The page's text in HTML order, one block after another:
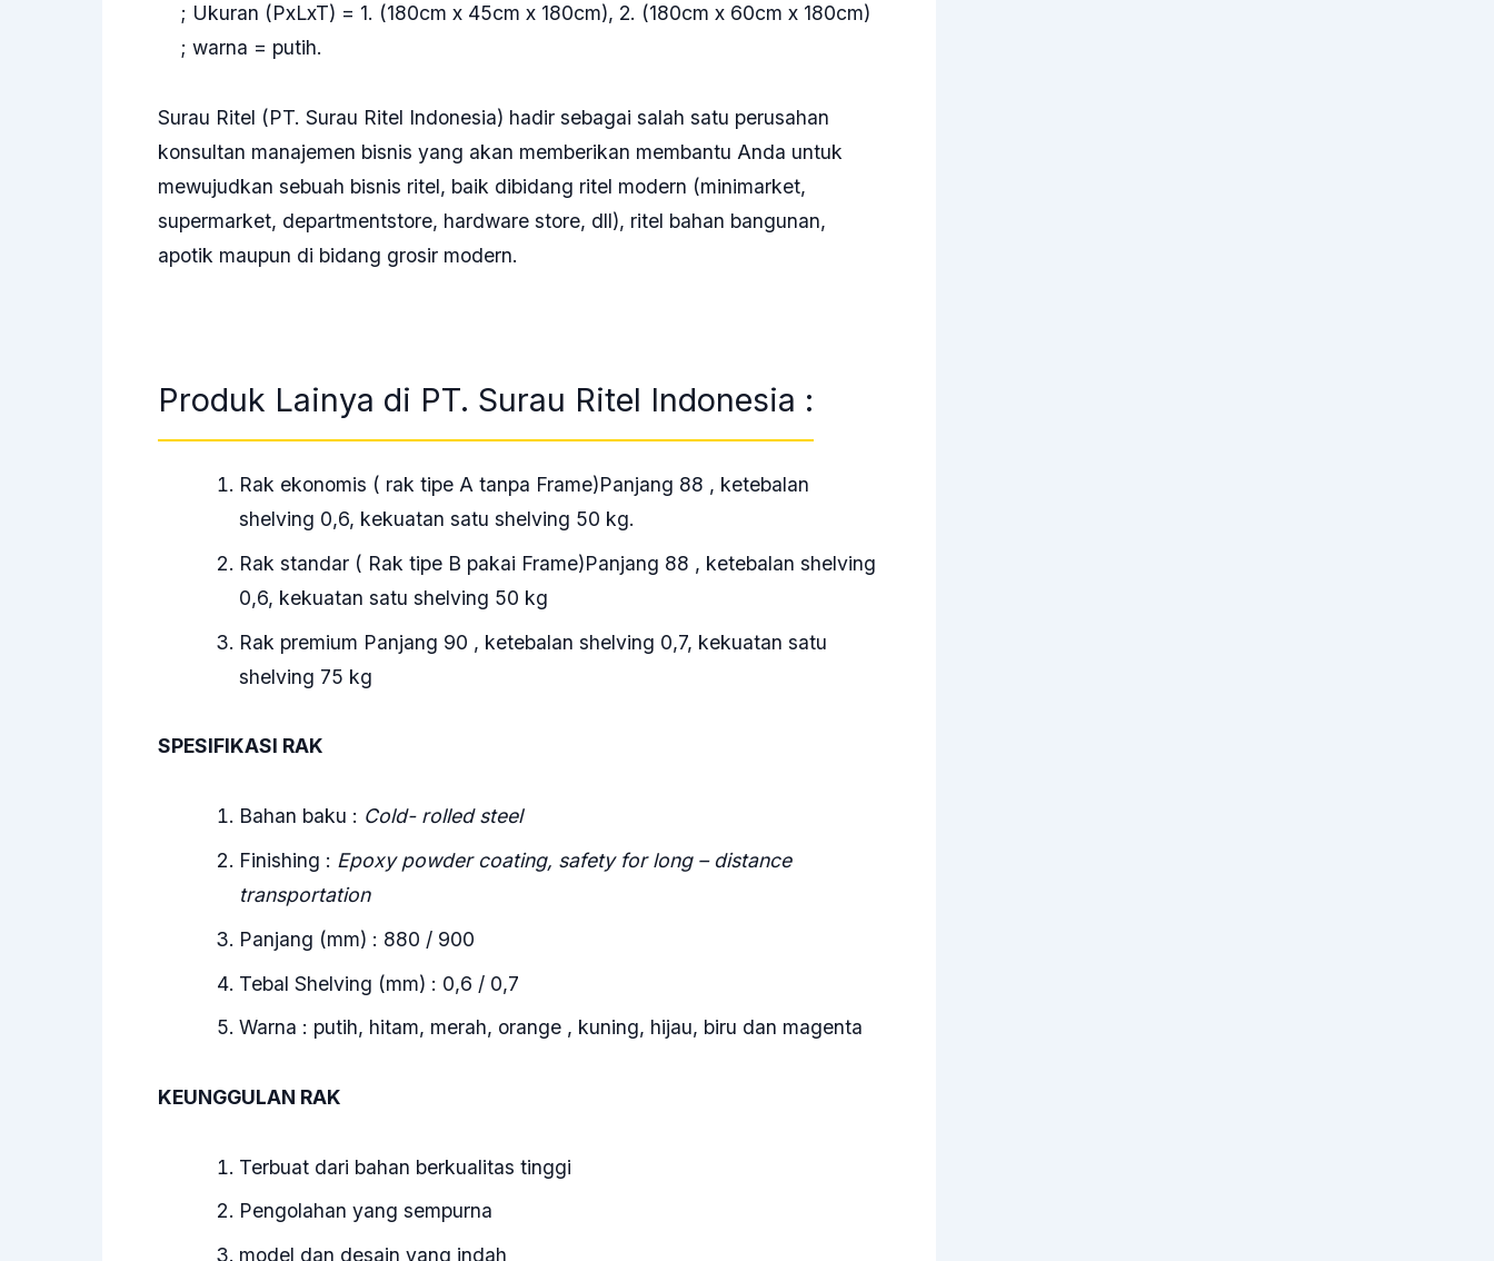
; Ukuran (PxLxT) = 1. (180cm x 45cm x 180cm), 2. (180cm x 60cm x 180cm)
; warna = putih.
Surau Ritel (PT. Surau Ritel Indonesia) hadir sebagai salah satu perusahan
konsultan manajemen bisnis yang akan memberikan membantu Anda untuk
mewujudkan sebuah bisnis ritel, baik dibidang ritel modern (minimarket,
supermarket, departmentstore, hardware store, dll), ritel bahan bangunan,
apotik maupun di bidang grosir modern.
Produk Lainya di PT. Surau Ritel Indonesia :
Rak ekonomis ( rak tipe A tanpa Frame)Panjang 88 , ketebalan
shelving 0,6, kekuatan satu shelving 50 kg.
Rak standar ( Rak tipe B pakai Frame)Panjang 88 , ketebalan shelving
0,6, kekuatan satu shelving 50 kg
Rak premium Panjang 90 , ketebalan shelving 0,7, kekuatan satu
shelving 75 kg
SPESIFIKASI RAK
Bahan baku : Cold- rolled steel
Finishing : Epoxy powder coating, safety for long – distance
transportation
Panjang (mm) : 880 / 900
Tebal Shelving (mm) : 0,6 / 0,7
Warna : putih, hitam, merah, orange , kuning, hijau, biru dan magenta
KEUNGGULAN RAK
Terbuat dari bahan berkualitas tinggi
Pengolahan yang sempurna
model dan desain yang indah